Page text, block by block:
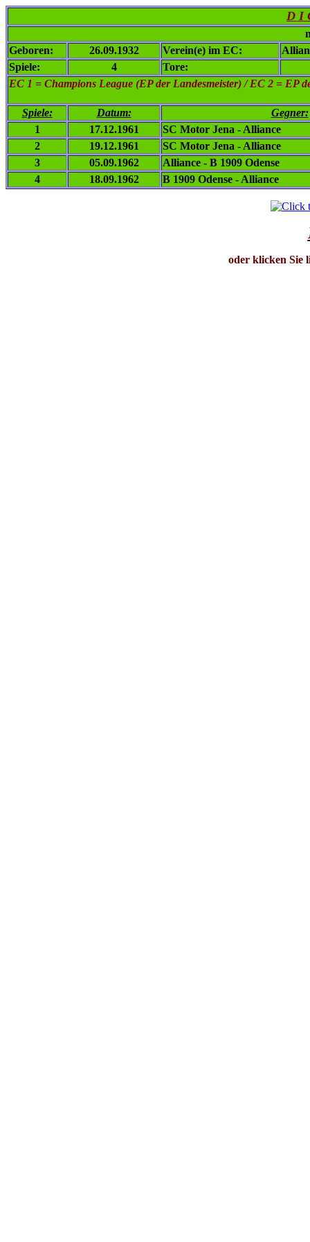
D I
Geboren:
26.09.1932 Verein(e) im EC:
Spiele:
4
Tore:
EC 1 = Champions League (EP der Landesmeister) / EC 2 = EP
Spiele: Datum:
Gegner:
1
17.12.1961
SC Motor Jena - Alliance
2
19.12.1961
SC Motor Jena - Alliance
3
05.09.1962
Alliance - B 1909 Odense
4
18.09.1962 B 1909 Odense - Alliance
oder klicken Sie